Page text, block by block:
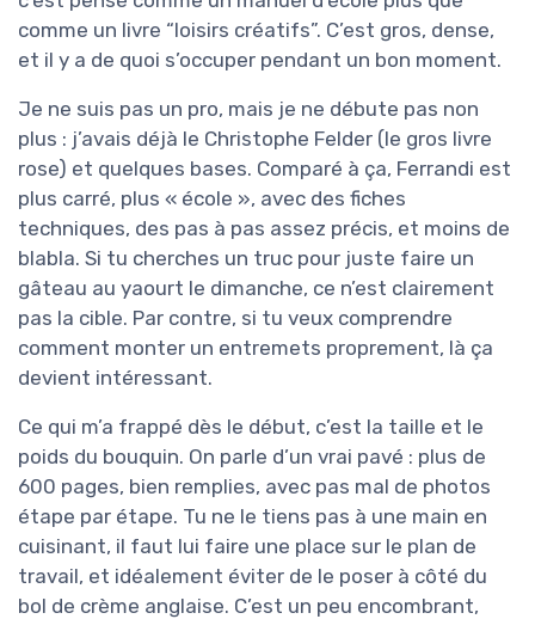
comme un livre “loisirs créatifs”. C’est gros, dense,
et il y a de quoi s’occuper pendant un bon moment.
Je ne suis pas un pro, mais je ne débute pas non
plus : j’avais déjà le Christophe Felder (le gros livre
rose) et quelques bases. Comparé à ça, Ferrandi est
plus carré, plus « école », avec des fiches
techniques, des pas à pas assez précis, et moins de
blabla. Si tu cherches un truc pour juste faire un
gâteau au yaourt le dimanche, ce n’est clairement
pas la cible. Par contre, si tu veux comprendre
comment monter un entremets proprement, là ça
devient intéressant.
Ce qui m’a frappé dès le début, c’est la taille et le
poids du bouquin. On parle d’un vrai pavé : plus de
600 pages, bien remplies, avec pas mal de photos
étape par étape. Tu ne le tiens pas à une main en
cuisinant, il faut lui faire une place sur le plan de
travail, et idéalement éviter de le poser à côté du
bol de crème anglaise. C’est un peu encombrant,